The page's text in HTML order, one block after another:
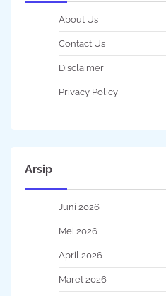
About Us
Contact Us
Disclaimer
Privacy Policy
Arsip
Juni 2026
Mei 2026
April 2026
Maret 2026